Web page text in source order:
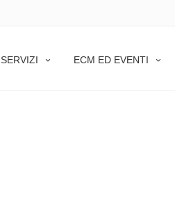
SERVIZI ECM ED EVENTI